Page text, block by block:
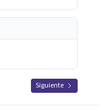
Siguiente